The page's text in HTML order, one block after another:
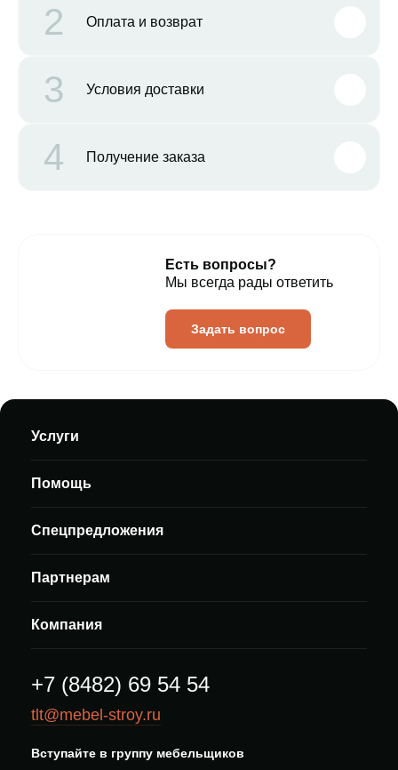
2 Оплата и возврат
3 Условия доставки
4 Получение заказа
Есть вопросы?
Мы всегда рады ответить
Задать вопрос
Услуги
Помощь
Спецпредложения
Партнерам
Компания
+7 (8482) 69 54 54
tlt@mebel-stroy.ru
Вступайте в группу мебельщиков